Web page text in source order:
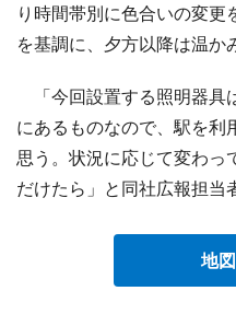
り時間帯別に色合いの変更
を基調に、夕方以降は温か
「今回設置する照明器具
にあるものなので、駅を利
思う。状況に応じて変わっ
だけたら」と同社広報担当
地